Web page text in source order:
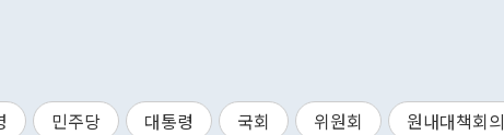
민주당 대통령 국회 위원회
원내대책회의